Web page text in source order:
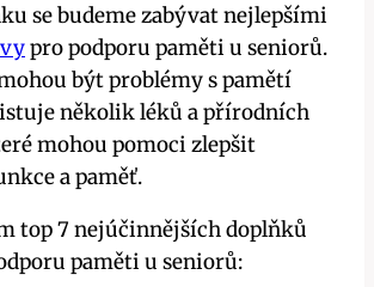
se budeme zabývat nejlepšími
pro podporu paměti u seniorů.
být problémy s pamětí
několik léků a přírodních
mohou pomoci zlepšit
a paměť.
top 7 nejúčinnějších doplňků
paměti u seniorů: